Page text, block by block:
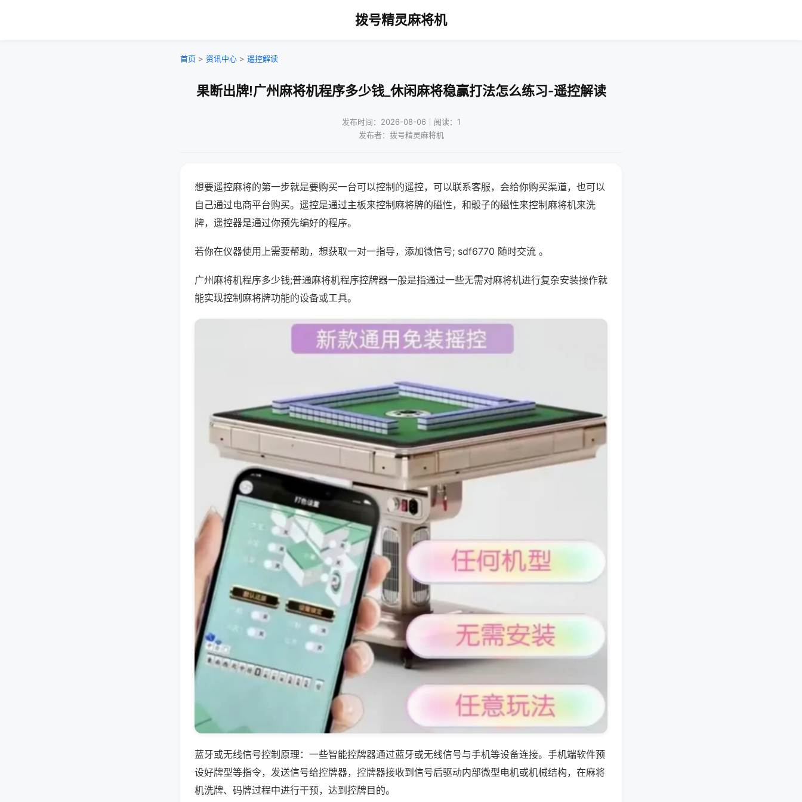
拨号精灵麻将机
首页 > 资讯中心 > 遥控解读
果断出牌!广州麻将机程序多少钱_休闲麻将稳赢打法怎么练习-遥控解读
发布时间：2026-08-06｜阅读：1
发布者：拨号精灵麻将机
想要遥控麻将的第一步就是要购买一台可以控制的遥控，可以联系客服，会给你购买渠道，也可以
自己通过电商平台购买。遥控是通过主板来控制麻将牌的磁性，和骰子的磁性来控制麻将机来洗
牌，遥控器是通过你预先编好的程序。
若你在仪器使用上需要帮助，想获取一对一指导，添加微信号; sdf6770 随时交流 。
广州麻将机程序多少钱;普通麻将机程序控牌器一般是指通过一些无需对麻将机进行复杂安装操作就
能实现控制麻将牌功能的设备或工具。
蓝牙或无线信号控制原理：一些智能控牌器通过蓝牙或无线信号与手机等设备连接。手机端软件预
设好牌型等指令，发送信号给控牌器，控牌器接收到信号后驱动内部微型电机或机械结构，在麻将
机洗牌、码牌过程中进行干预，达到控牌目的。